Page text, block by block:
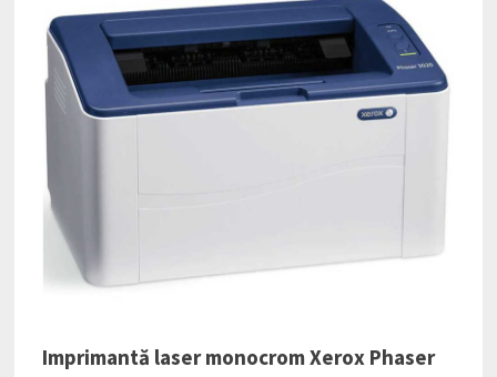
Imprimantă laser monocrom Xerox Phaser